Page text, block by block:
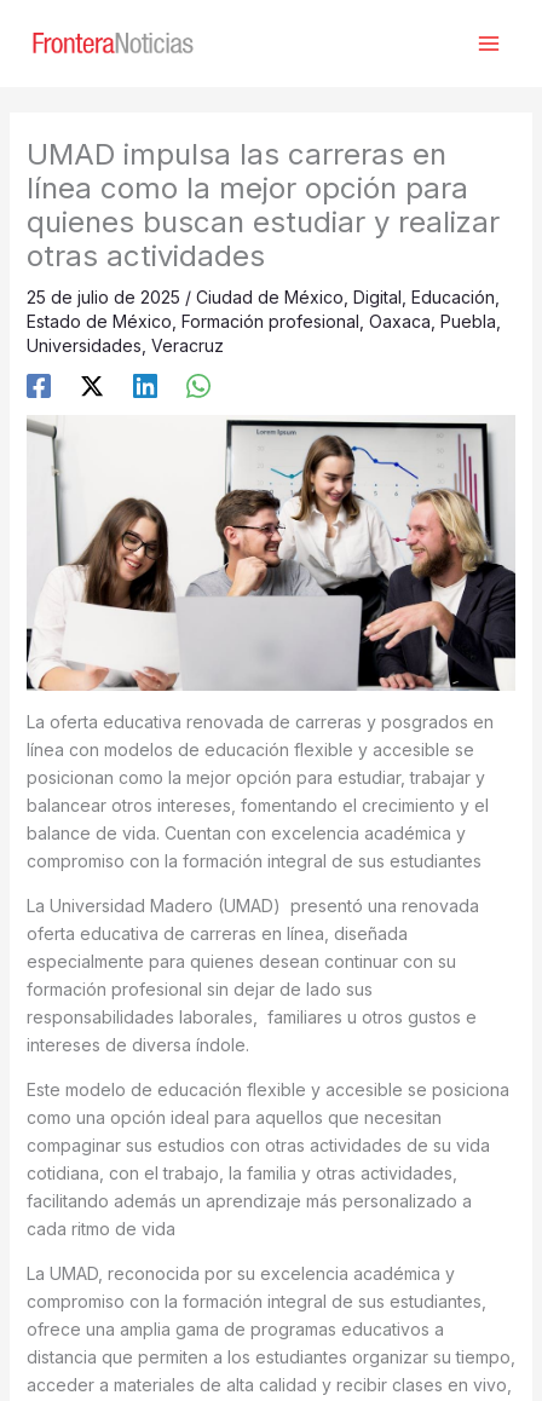
UMAD impulsa las carreras en
línea como la mejor opción para
quienes buscan estudiar y realizar
otras actividades
25 de julio de 2025 / Ciudad de México Digital Educación
Estado de México Formación profesional Oaxaca Puebla
Universidades Veracruz
La oferta educativa renovada de carreras y posgrados en
línea con modelos de educación flexible y accesible se
posicionan como la mejor opción para estudiar, trabajar y
balancear otros intereses, fomentando el crecimiento y el
balance de vida. Cuentan con excelencia académica y
compromiso con la formación integral de sus estudiantes
La Universidad Madero (UMAD) presentó una renovada
oferta educativa de carreras en línea, diseñada
especialmente para quienes desean continuar con su
formación profesional sin dejar de lado sus
responsabilidades laborales, familiares u otros gustos e
intereses de diversa índole.
Este modelo de educación flexible y accesible se posiciona
como una opción ideal para aquellos que necesitan
compaginar sus estudios con otras actividades de su vida
cotidiana, con el trabajo, la familia y otras actividades,
facilitando además un aprendizaje más personalizado a
cada ritmo de vida
La UMAD, reconocida por su excelencia académica y
compromiso con la formación integral de sus estudiantes,
ofrece una amplia gama de programas educativos a
distancia que permiten a los estudiantes organizar su tiempo,
acceder a materiales de alta calidad y recibir clases en vivo,